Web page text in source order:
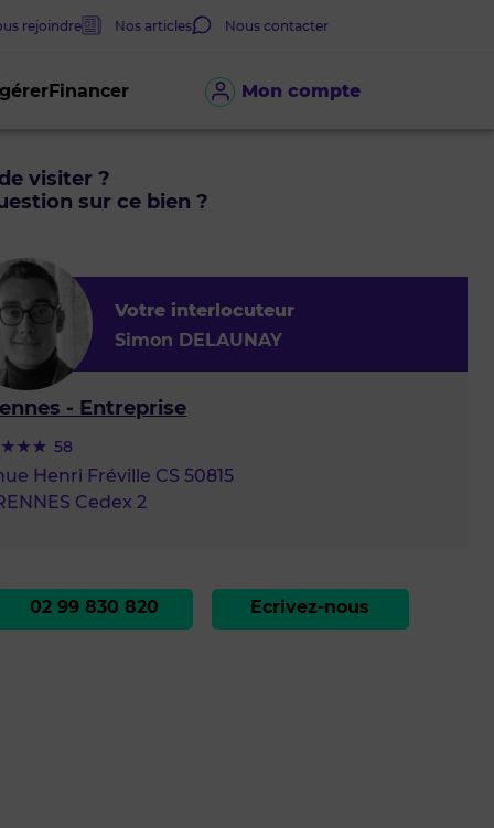
Mon compte
Financer
rejoindre Nos articles Nous contacter
visiter ?
sur ce bien ?
Votre interlocuteur
Simon DELAUNAY
- Entreprise
58
Henri Fréville CS 50815
Cedex 2
02 99 830 820 Ecrivez-nous